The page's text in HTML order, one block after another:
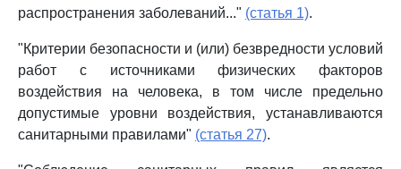
распространения заболеваний..." (статья 1).
"Критерии безопасности и (или) безвредности условий
работ с источниками физических факторов
воздействия на человека, в том числе предельно
допустимые уровни воздействия, устанавливаются
санитарными правилами" (статья 27).